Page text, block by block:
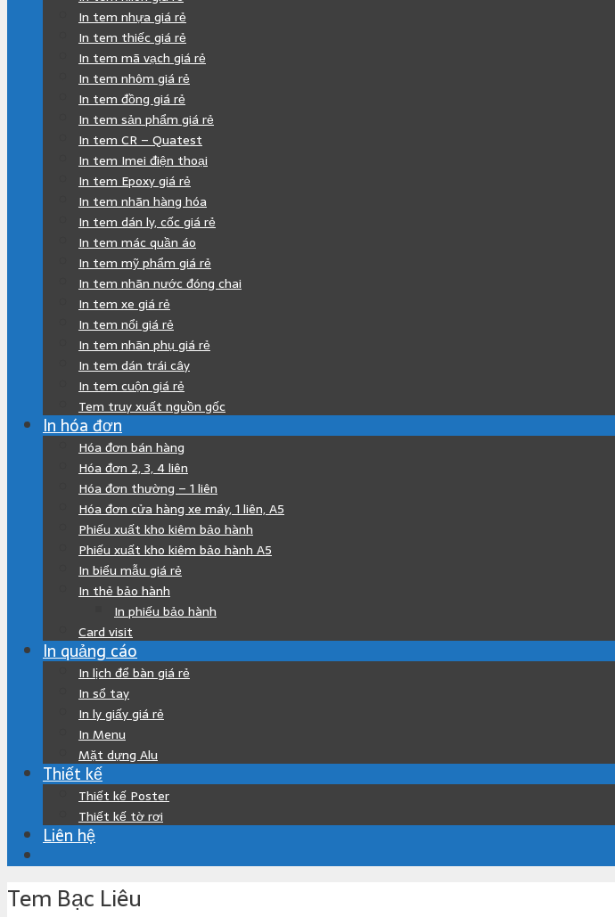
In tem nhựa giá rẻ
In tem thiếc giá rẻ
In tem mã vạch giá rẻ
In tem nhôm giá rẻ
In tem đồng giá rẻ
In tem sản phẩm giá rẻ
In tem CR – Quatest
In tem Imei điện thoại
In tem Epoxy giá rẻ
In tem nhãn hàng hóa
In tem dán ly, cốc giá rẻ
In tem mác quần áo
In tem mỹ phẩm giá rẻ
In tem nhãn nước đóng chai
In tem xe giá rẻ
In tem nổi giá rẻ
In tem nhãn phụ giá rẻ
In tem dán trái cây
In tem cuộn giá rẻ
Tem truy xuất nguồn gốc
In hóa đơn
Hóa đơn bán hàng
Hóa đơn 2, 3, 4 liên
Hóa đơn thường – 1 liên
Hóa đơn cửa hàng xe máy, 1 liên, A5
Phiếu xuất kho kiêm bảo hành
Phiếu xuất kho kiêm bảo hành A5
In biểu mẫu giá rẻ
In thẻ bảo hành
In phiếu bảo hành
Card visit
In quảng cáo
In lịch để bàn giá rẻ
In sổ tay
In ly giấy giá rẻ
In Menu
Mặt dựng Alu
Thiết kế
Thiết kế Poster
Thiết kế tờ rơi
Liên hệ
Tem Bạc Liêu